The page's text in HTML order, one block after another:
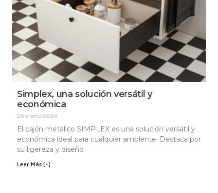
Simplex, una solución versátil y
económica
26 enero 2024
El cajón metálico SIMPLEX es una solución versátil y
económica ideal para cualquier ambiente. Destaca por
su ligereza y diseño
Leer Más [+]